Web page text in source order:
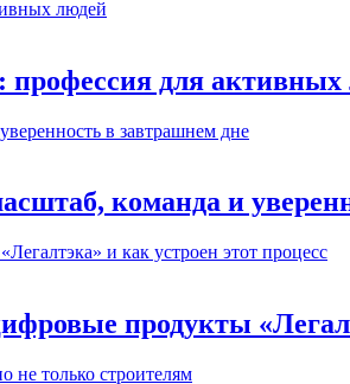
для активных
команда и
продукты